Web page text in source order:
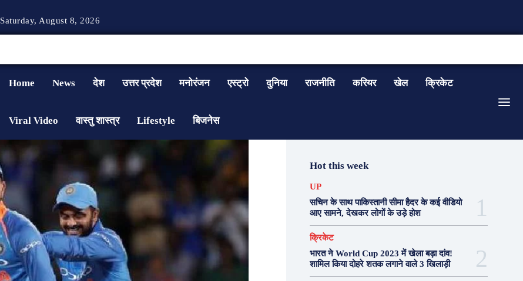
Saturday, August 8, 2026
Home News देश उत्तर प्रदेश मनोरंजन एस्ट्रो दुनिया राजनीति करियर खेल क्रिकेट
Viral Video वास्तु शास्त्र Lifestyle बिजनेस
Hot this week
UP
सचिन के साथ पाकिस्तानी सीमा हैदर के कई वीडियो
आए सामने, देखकर लोगों के उड़े होश
क्रिकेट
भारत ने World Cup 2023 में खेला बड़ा दांव!
शामिल किया दोहरे शतक लगाने वाले 3 खिलाड़ी